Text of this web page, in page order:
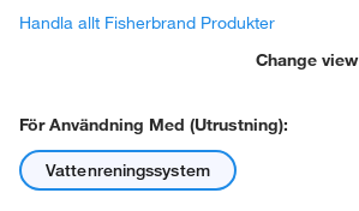
Handla allt Fisherbrand Produkter
Change view
För Användning Med (utrustning):
Vattenreningssystem